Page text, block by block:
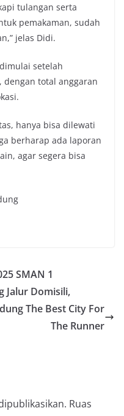
tulangan serta
pemakaman, sudah
jelas Didi.
setelah
dengan total anggaran
hanya bisa dilewati
berharap ada laporan
agar segera bisa
SMAN 1
Jalur Domisili,
The Best City For
The Runner
Ruas